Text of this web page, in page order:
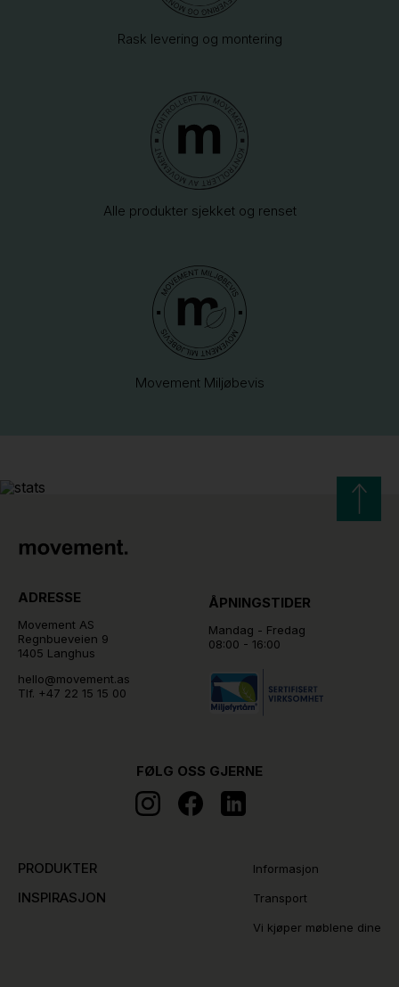
Rask levering og montering
Alle produkter sjekket og renset
Movement Miljøbevis
ADRESSE
Movement AS
Regnbueveien 9
1405 Langhus
hello@movement.as
Tlf. +47 22 15 15 00
ÅPNINGSTIDER
Mandag - Fredag
08:00 - 16:00
PRODUKTER
INSPIRASJON
Informasjon
Transport
Vi kjøper møblene dine
FØLG OSS GJERNE